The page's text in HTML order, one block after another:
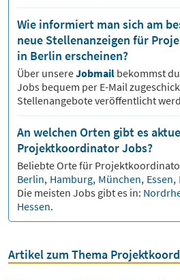
Wie informiert man sich am
neue Stellenanzeigen für
in Berlin erscheinen?
Über unsereJobmail bekommst du
Jobs bequem per E-Mail
Stellenangebote veröffentlicht
An welchen Orten gibt es
Projektkoordinator Jobs?
Beliebte Orte für
Berlin, Hamburg, München, Essen,
Die meisten Jobs gibt es in:
Hessen.
Artikel zum Thema